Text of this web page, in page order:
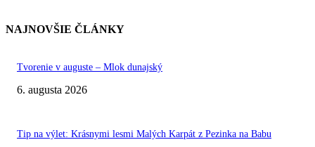
NAJNOVŠIE ČLÁNKY
Tvorenie v auguste – Mlok dunajský
6. augusta 2026
Tip na výlet: Krásnymi lesmi Malých Karpát z Pezinka na Babu